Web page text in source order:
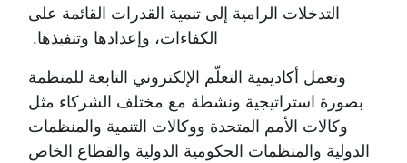
التدخلات الرامية إلى تنمية القدرات القائمة على
الكفاءات، وإعدادها وتنفيذها.
وتعمل أكاديمية التعلّم الإلكتروني التابعة للمنظمة
بصورة استراتيجية ونشطة مع مختلف الشركاء مثل
وكالات الأمم المتحدة ووكالات التنمية والمنظمات
الدولية والمنظمات الحكومية الدولية والقطاع الخاص